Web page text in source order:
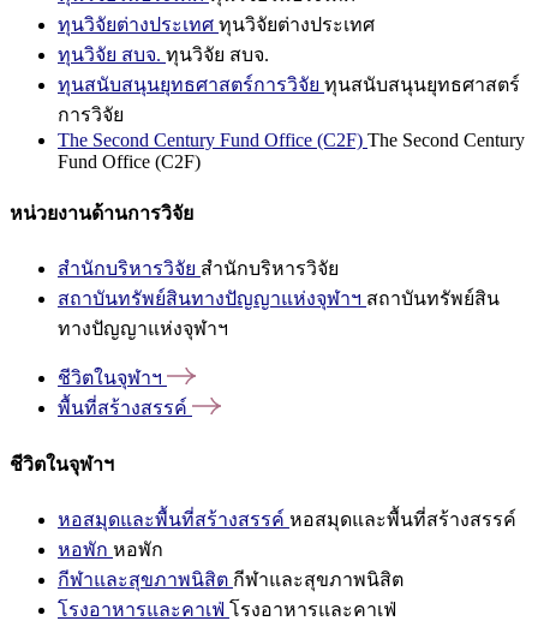
ทุนวิจัยต่างประเทศ ทุนวิจัยต่างประเทศ
ทุนวิจัย สบจ. ทุนวิจัย สบจ.
ทุนสนับสนุนยุทธศาสตร์การวิจัย ทุนสนับสนุนยุทธศาสตร์
การวิจัย
The Second Century Fund Office (C2F) The Second Century
Fund Office (C2F)
หน่วยงานด้านการวิจัย
สำนักบริหารวิจัย สำนักบริหารวิจัย
สถาบันทรัพย์สินทางปัญญาแห่งจุฬาฯ สถาบันทรัพย์สิน
ทางปัญญาแห่งจุฬาฯ
ชีวิตในจุฬาฯ
พื้นที่สร้างสรรค์
ชีวิตในจุฬาฯ
หอสมุดและพื้นที่สร้างสรรค์ หอสมุดและพื้นที่สร้างสรรค์
หอพัก หอพัก
กีฬาและสุขภาพนิสิต กีฬาและสุขภาพนิสิต
โรงอาหารและคาเฟ่ โรงอาหารและคาเฟ่